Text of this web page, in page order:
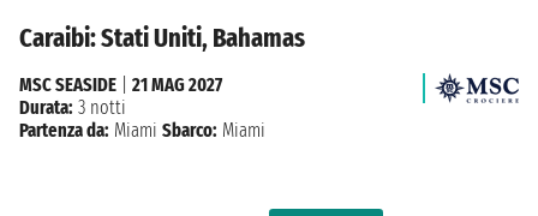
Caraibi: Stati Uniti, Bahamas
MSC SEASIDE
21 MAG 2027
Durata: 3 notti
Partenza da: Miami Sbarco: Miami